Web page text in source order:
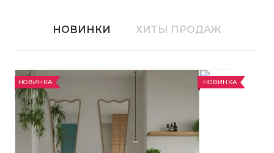
НОВИНКИ ХИТЫ ПРОДАЖ
НОВИНКА НОВИНКА